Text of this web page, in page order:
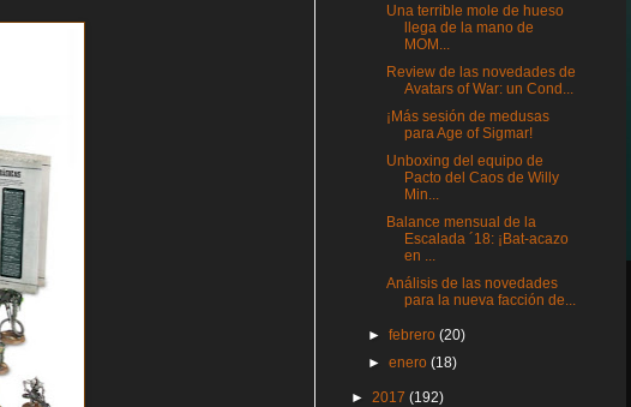
Una terrible mole de hueso
llega de la mano de
MOM...
Review de las novedades de
Avatars of War: un Cond...
¡Más sesión de medusas
para Age of Sigmar!
Unboxing del equipo de
Pacto del Caos de Willy
Min...
Balance mensual de la
Escalada ´18: ¡Bat-acazo
en ...
Análisis de las novedades
para la nueva facción de...
►febrero(20)
►enero(18)
► 2017 (192)